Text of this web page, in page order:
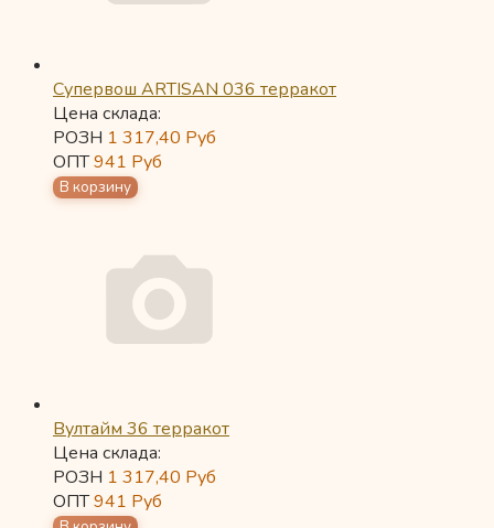
Супервош ARTISAN 036 терракот
Цена склада:
РОЗН 1 317,40 Руб
ОПТ941 Руб
Вултайм 36 терракот
Цена склада:
РОЗН 1 317,40 Руб
ОПТ941 Руб